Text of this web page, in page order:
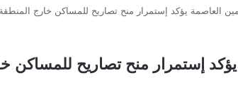
العاصمة يؤكد إستمرار منح تصاريح للمساكن خارج
إستمرار منح تصاريح للمساكن